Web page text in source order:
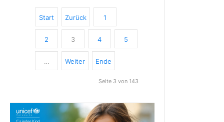
Start Zurück 1
2 3 4 5
… Weiter Ende
Seite 3 von 143